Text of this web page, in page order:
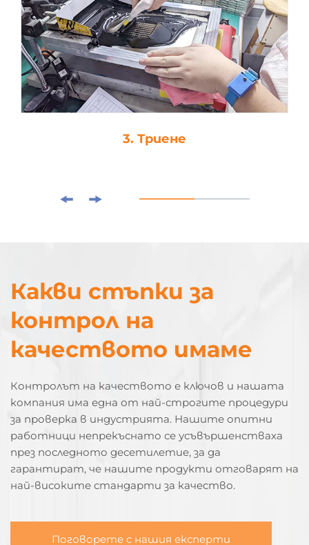
3. Триене
Какви стъпки за
контрол на
качеството имаме
Контролът на качеството е ключов и нашата
компания има една от най-строгите процедури
за проверка в индустрията. Нашите опитни
работници непрекъснато се усъвършенстваха
през последното десетилетие, за да
гарантират, че нашите продукти отговарят на
най-високите стандарти за качество.
Поговорете с нашия експерти